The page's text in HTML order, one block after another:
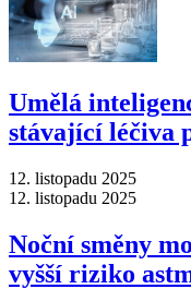
Umělá
stávající léčiva
12. listopadu 2025
12. listopadu 2025
Noční směny
vyšší riziko